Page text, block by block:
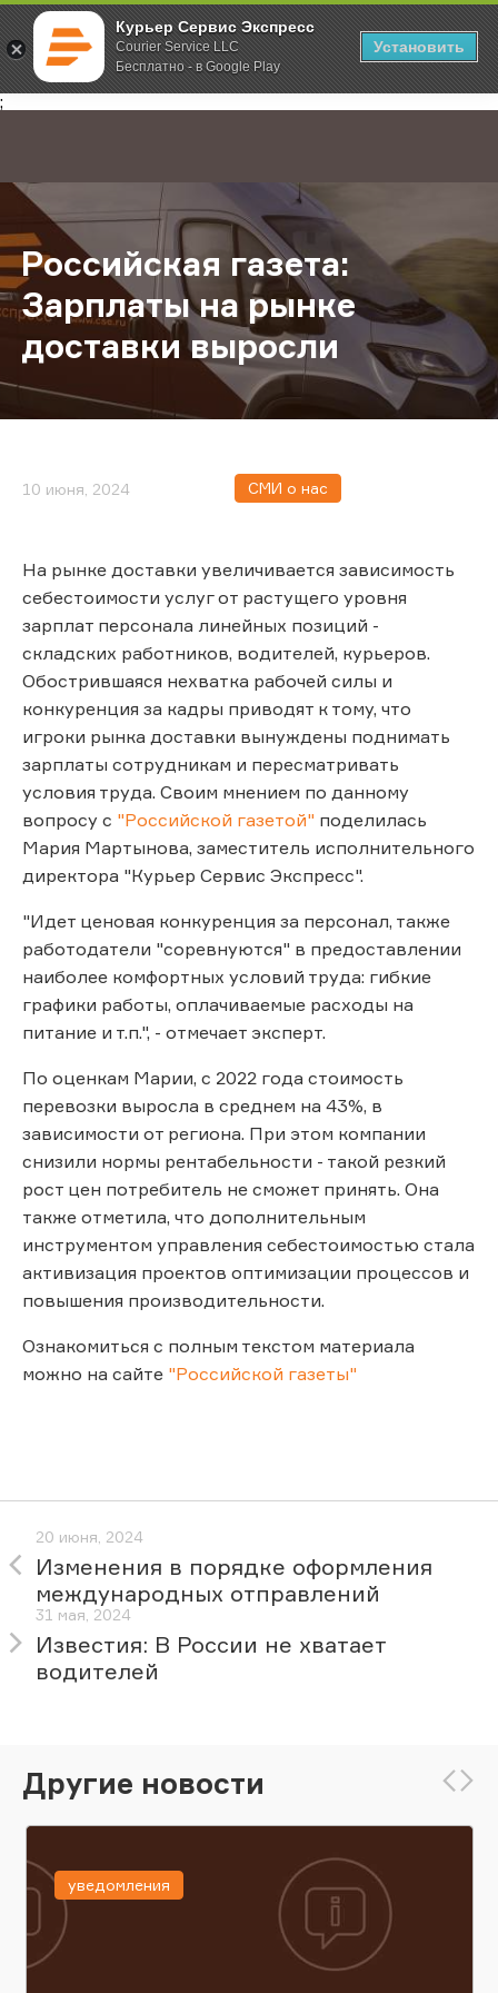
Курьер Сервис Экспресс
Courier Service LLC
Бесплатно - в Google Play
Установить
;
Главная О компании Новости Российская газета: Зарплаты на
Российская газета:
Зарплаты на рынке
доставки выросли
10 июня, 2024 СМИ о нас
На рынке доставки увеличивается зависимость
себестоимости услуг от растущего уровня
зарплат персонала линейных позиций -
складских работников, водителей, курьеров.
Обострившаяся нехватка рабочей силы и
конкуренция за кадры приводят к тому, что
игроки рынка доставки вынуждены поднимать
зарплаты сотрудникам и пересматривать
условия труда. Своим мнением по данному
вопросу с "Российской газетой" поделилась
Мария Мартынова, заместитель исполнительного
директора "Курьер Сервис Экспресс".
"Идет ценовая конкуренция за персонал, также
работодатели "соревнуются" в предоставлении
наиболее комфортных условий труда: гибкие
графики работы, оплачиваемые расходы на
питание и т.п.", - отмечает эксперт.
По оценкам Марии, с 2022 года стоимость
перевозки выросла в среднем на 43%, в
зависимости от региона. При этом компании
снизили нормы рентабельности - такой резкий
рост цен потребитель не сможет принять. Она
также отметила, что дополнительным
инструментом управления себестоимостью стала
активизация проектов оптимизации процессов и
повышения производительности.
Ознакомиться с полным текстом материала
можно на сайте "Российской газеты"
20 июня, 2024
Изменения в порядке оформления
международных отправлений
31 мая, 2024
Известия: В России не хватает
водителей
Другие новости
уведомления